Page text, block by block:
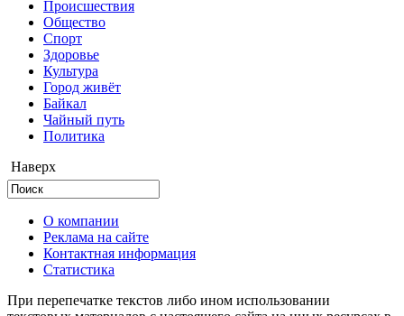
Происшествия
Общество
Cпорт
Здоровье
Культура
Город живёт
Байкал
Чайный путь
Политика
Наверх
О компании
Реклама на сайте
Контактная информация
Статистика
При перепечатке текстов либо ином использовании